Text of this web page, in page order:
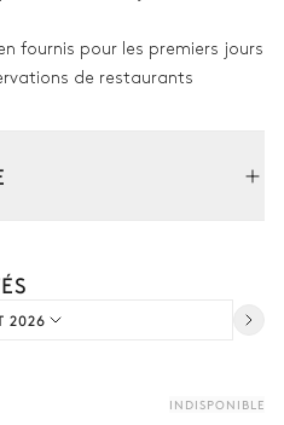
Extérieur 2
fournis pour les premiers jours
de restaurants
2026
INDISPONIBLE